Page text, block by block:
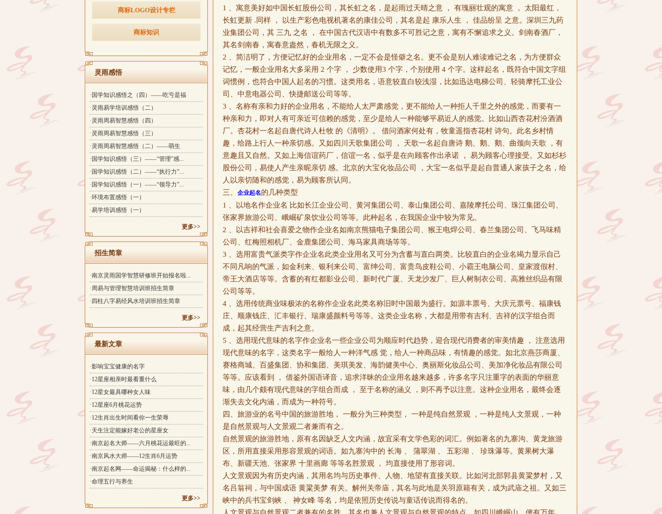
商标LOGO设计专栏
商标知识
灵雨感悟
·国学知识感悟之（四）——吃亏是福
·灵雨易学培训感悟（二）
·灵雨周易智慧感悟（四）
·灵雨周易智慧感悟（三）
·灵雨周易智慧感悟（二）——萌生
·国学知识感悟（三）——“管理”感...
·国学知识感悟（二）——“执行力”...
·国学知识感悟（一）——“领导力”...
·环境布置感悟（一）
·易学培训感悟（一）
更多>>
招生简章
·南京灵雨国学智慧研修班开始报名啦...
·周易与管理智慧培训班招生简章
·四柱八字易经风水培训班招生简章
更多>>
最新文章
·影响宝宝健康的名字
·12星座相亲时最看重什么
·12星女最具哪种女人味
·12星座6月桃花运势
·12生肖出生时间看你一生荣辱
·天生注定能嫁好老公的星座女
·南京起名大师——六月桃花运最旺的...
·南京风水大师——12生肖6月运势
·南京起名网——命运揭秘：什么样的...
·命理五行与养生
更多>>
1 、寓意美好如中国长虹股份公司，其长虹之名，是起雨过天晴之意 ， 有瑰丽壮观的寓意 ， 太阳最红，
长虹更新 .同样 ， 以生产彩色电视机著名的康佳公司，其名是起 康乐人生 ， 佳品纷呈 之意。深圳三九药
业集团公司，其 三九 之名 ， 在中国古代汉语中有数多不可胜记之意，寓有不懈追求之义。剑南春酒厂，
其名剑南春，寓春意盎然，春机无限之义。
2 、简洁明了，方便记忆好的企业用名，一定不会是怪僻之名。更不会是别人难读难记之名，为方便群众
记忆，一般企业用名大多采用 2 个字 ， 少数使用3 个字，个别使用 4 个字。这样起名，既符合中国文字组
词惯例，也符合中国人起名的习惯。这类用名，语意较直白较浅湿，比如迅达电梯公司、轻骑摩托工业公
司、中意电器公司、快捷邮送公司等等。
3 、名称有亲和力好的企业用名，不能给人太严肃感觉，更不能给人一种拒人千里之外的感觉，而要有一
种亲和力，即对人有可亲近可信赖的感觉，至少是给人一种能够平易近人的感觉。比如山西杏花村汾酒酒
厂。杏花村一名起自唐代诗人杜牧 的《清明》。 借问酒家何处有，牧童遥指杏花村 诗句。此名乡村情
趣，给路上行人一种亲切感。又如四川天歌集团公司 ， 天歌一名起自唐诗 鹅、鹅、鹅、曲颈向天歌 ，有
意趣且又自然。又如上海信谊药厂，信谊一名，似乎是在向顾客作出承诺 ， 易为顾客心理接受。又如杉杉
股份公司，易使人产生亲昵亲切 感。北京的大宝化妆品公司 ，大宝一名似乎是起自普通人家孩子之名，给
人以亲切随和的感觉，易为顾客所认同。
三、 企业起名的几种类型
1 、以地名作企业名 比如长江企业公司、黄河集团公司、泰山集团公司、嘉陵摩托公司、珠江集团公司、
张家界旅游公司、峨崛矿泉饮业公司等等。此种起名，在我国企业中较为常见。
2 、以吉祥和社会喜爱之物作企业名如南京熊猫电子集团公司、猴王电焊公司、春兰集团公司、飞马味精
公司、红梅照相机厂、金鹿集团公司、海马家具商场等等。
3 、选用富贵气派类字作企业名此类企业用名又可分为含蓄与直白两类。比较直白的企业名竭力显示自己
不同凡响的气派，如金利来、银利来公司、富绅公司、富贵鸟皮鞋公司、小霸王电脑公司、皇家渡假村、
帝王大酒店等等。含蓄的有红都影业公司、新时代广厦、天龙沙发厂、巨人树制衣公司、高雅丝织品有限
公司等等。
4 、选用传统商业味极浓的名称作企业名此类名称旧时中国最为盛行。如源丰票号、大庆元票号、福康钱
庄、顺康钱庄、汇丰银行、瑞康盛颜料号等等。这类企业名称，大都是用带有吉利、吉祥的汉字组合而
成，起其经营生产吉利之意。
5 、选用现代意味的名字作企业名一些企业公司为顺应时代趋势，迎合现代消费者的审美情趣 ， 注意选用
现代意味的名字，这类名字一般给人一种洋气感 觉，给人一种商品味，有情趣的感觉。如北京燕莎商厦、
赛格商城、百盛集团、协和集团、美琪美发、海韵健美中心、奥丽斯化妆品公司、美加净化妆品有限公司
等等。应该看到 ， 借鉴外国语译音，追求洋昧的企业用名越来越多，许多名字只注重字的表面的华丽意
味，由几个颇有现代意味的字组合而成 ， 至于名称的涵义 ，则不再予以注意。这种企业用名，最终会逐
渐失去文化内涵，而成为一种符号。
四、旅游业的名号中国的旅游胜地， 一般分为三种类型， 一种是纯自然景观 ，一种是纯人文景观，一种
是自然景观与人文景观二者兼而有之。
自然景观的旅游胜地，原有名因缺乏人文内涵，故宜采有文学色彩的词汇。例如著名的九寨沟、黄龙旅游
区，所用直接采用形容景观的词语。如九寨沟中的 长海 、 蒲翠湖 、 五彩湖 、 珍珠瀑等。黄果树大瀑
布、新疆天池、张家界 十里画廊 等等名胜景观 ， 均直接使用了形容词。
人文景观因为有历史内涵，其用名均与历史事件、人物、地望有直接关联。比如河北部郭县黄粱梦村，又
名吕翁祠，与中国成语 黄粱美梦 有关。解州关帝庙，其名与此地是关羽原籍有关，成为武庙之祖。又如三
峡中的兵书宝剑峡 、 神女峰 等名，均是依照历史传说与童话传说而得名的。